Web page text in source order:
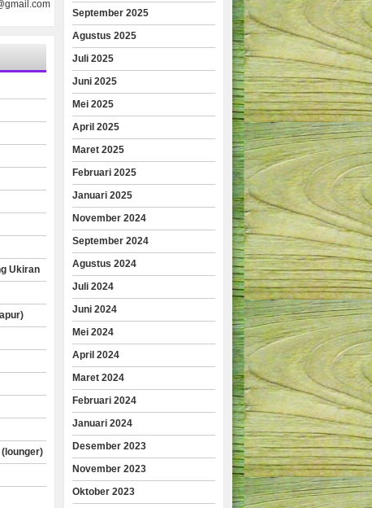
Ukiran
September 2025
Agustus 2025
Juli 2025
Juni 2025
Mei 2025
April 2025
Maret 2025
Februari 2025
Januari 2025
November 2024
September 2024
Agustus 2024
Juli 2024
Juni 2024
Mei 2024
April 2024
Maret 2024
Februari 2024
Januari 2024
Desember 2023
November 2023
Oktober 2023